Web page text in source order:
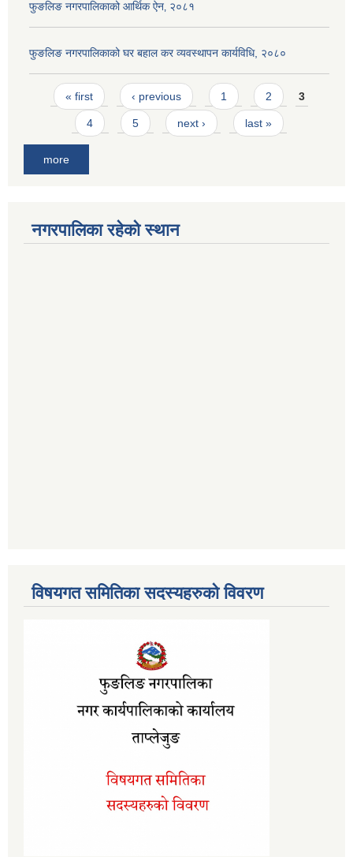
फुङलिङ नगरपालिकाको आर्थिक ऐन‚ २०८१
फुङलिङ नगरपालिकाको घर बहाल कर व्यवस्थापन कार्यविधि, २०८०
Pages
« first ‹ previous 1 2 3
4 5 next › last »
more
नगरपालिका रहेको स्थान
विषयगत समितिका सदस्यहरुको विवरण